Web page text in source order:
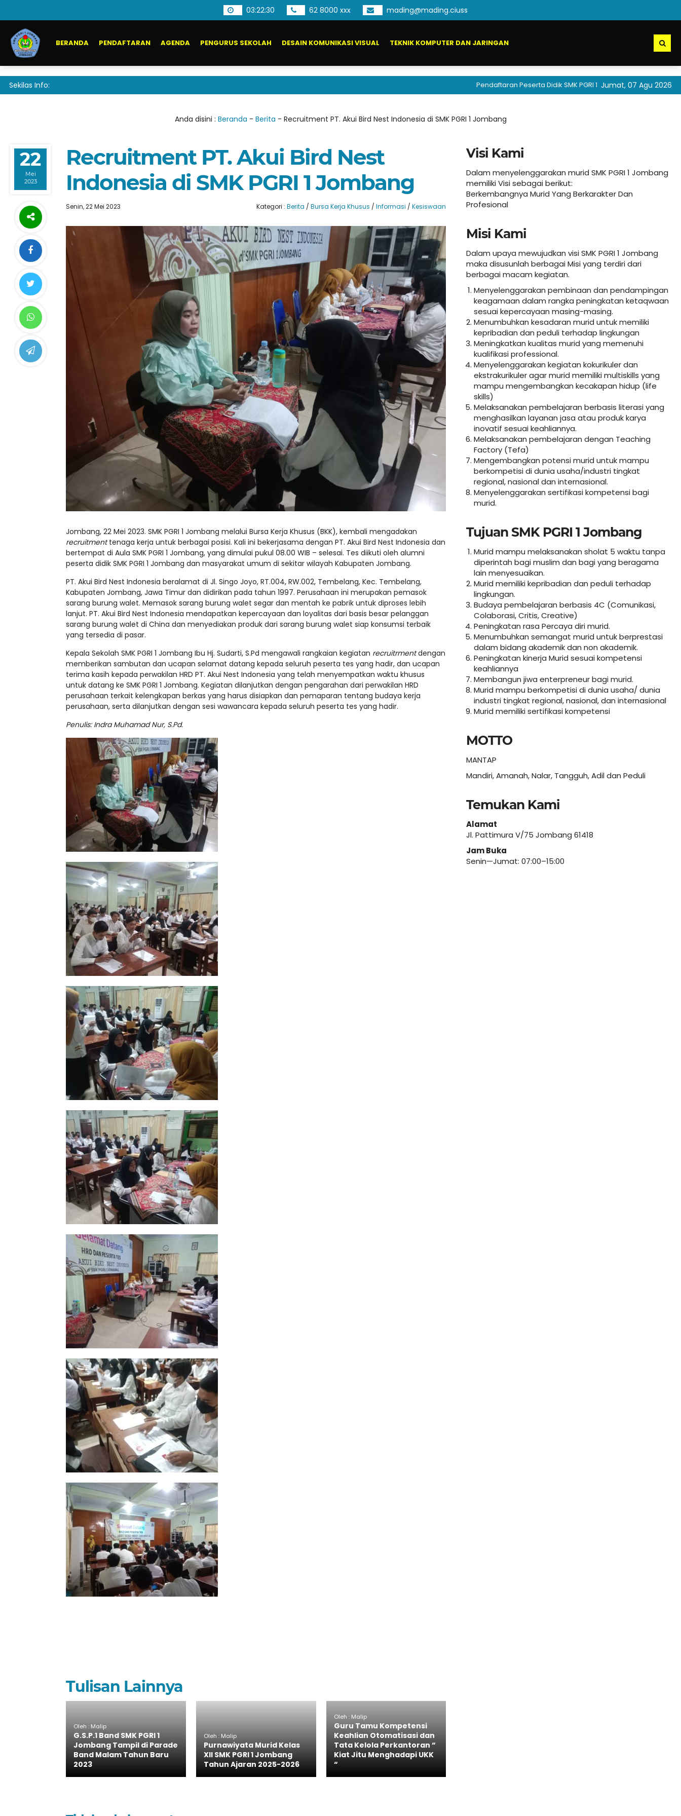
03:22:31 62 8000 xxx mading@mading.ciuss
BERANDA PENDAFTARAN AGENDA PENGURUS SEKOLAH DESAIN KOMUNIKASI VISUAL TEKNIK KOMPUTER DAN JARINGAN
Sekilas Info: Jumat, 07 Agu 2026
Pendaftaran Peserta Didik SMK PGRI 1 Jombang akan segera dibuka
Anda disini : Beranda - Berita - Recruitment PT. Akui Bird Nest Indonesia di SMK PGRI 1 Jombang
22
Mei
2023
Recruitment PT. Akui Bird Nest
Indonesia di SMK PGRI 1 Jombang
Senin, 22 Mei 2023 Kategori :Berita /Bursa Kerja Khusus /Informasi /Kesiswaan
Jombang, 22 Mei 2023. SMK PGRI 1 Jombang melalui Bursa Kerja Khusus (BKK), kembali mengadakan
recruitmenttenaga kerja untuk berbagai posisi. Kali ini bekerjasama dengan PT. Akui Bird Nest Indonesia dan
bertempat di Aula SMK PGRI 1 Jombang, yang dimulai pukul 08.00 WIB – selesai. Tes diikuti oleh alumni
peserta didik SMK PGRI 1 Jombang dan masyarakat umum di sekitar wilayah Kabupaten Jombang.
PT. Akui Bird Nest Indonesia beralamat di Jl. Singo Joyo, RT.004, RW.002, Tembelang, Kec. Tembelang,
Kabupaten Jombang, Jawa Timur dan didirikan pada tahun 1997. Perusahaan ini merupakan pemasok
sarang burung walet. Memasok sarang burung walet segar dan mentah ke pabrik untuk diproses lebih
lanjut. PT. Akui Bird Nest Indonesia mendapatkan kepercayaan dan loyalitas dari basis besar pelanggan
sarang burung walet di China dan menyediakan produk dari sarang burung walet siap konsumsi terbaik
yang tersedia di pasar.
Kepala Sekolah SMK PGRI 1 Jombang Ibu Hj. Sudarti, S.Pd mengawali rangkaian kegiatan recruitrmentdengan
memberikan sambutan dan ucapan selamat datang kepada seluruh peserta tes yang hadir, dan ucapan
terima kasih kepada perwakilan HRD PT. Akui Nest Indonesia yang telah menyempatkan waktu khusus
untuk datang ke SMK PGRI 1 Jombang. Kegiatan dilanjutkan dengan pengarahan dari perwakilan HRD
perusahaan terkait kelengkapan berkas yang harus disiapkan dan pemaparan tentang budaya kerja
perusahaan, serta dilanjutkan dengan sesi wawancara kepada seluruh peserta tes yang hadir.
Penulis: Indra Muhamad Nur, S.Pd.
Tulisan Lainnya
Oleh : Malip
G.S.P.1 Band SMK PGRI 1
Jombang Tampil di Parade
Band Malam Tahun Baru
2023
Oleh : Malip
Purnawiyata Murid Kelas
XII SMK PGRI 1 Jombang
Tahun Ajaran 2025-2026
Oleh : Malip
Guru Tamu Kompetensi
Keahlian Otomatisasi dan
Tata Kelola Perkantoran “
Kiat Jitu Menghadapi UKK
“
Visi Kami
Dalam menyelenggarakan murid SMK PGRI 1 Jombang
memiliki Visi sebagai berikut:
Berkembangnya Murid Yang Berkarakter Dan
Profesional
Misi Kami
Dalam upaya mewujudkan visi SMK PGRI 1 Jombang
maka disusunlah berbagai Misi yang terdiri dari
berbagai macam kegiatan.
Menyelenggarakan pembinaan dan pendampingan
keagamaan dalam rangka peningkatan ketaqwaan
sesuai kepercayaan masing-masing.
Menumbuhkan kesadaran murid untuk memiliki
kepribadian dan peduli terhadap lingkungan
Meningkatkan kualitas murid yang memenuhi
kualifikasi professional.
Menyelenggarakan kegiatan kokurikuler dan
ekstrakurikuler agar murid memiliki multiskills yang
mampu mengembangkan kecakapan hidup (life
skills)
Melaksanakan pembelajaran berbasis literasi yang
menghasilkan layanan jasa atau produk karya
inovatif sesuai keahliannya.
Melaksanakan pembelajaran dengan Teaching
Factory (Tefa)
Mengembangkan potensi murid untuk mampu
berkompetisi di dunia usaha/industri tingkat
regional, nasional dan internasional.
Menyelenggarakan sertifikasi kompetensi bagi
murid.
Tujuan SMK PGRI 1 Jombang
Murid mampu melaksanakan sholat 5 waktu tanpa
diperintah bagi muslim dan bagi yang beragama
lain menyesuaikan.
Murid memiliki kepribadian dan peduli terhadap
lingkungan.
Budaya pembelajaran berbasis 4C (Comunikasi,
Colaborasi, Critis, Creative)
Peningkatan rasa Percaya diri murid.
Menumbuhkan semangat murid untuk berprestasi
dalam bidang akademik dan non akademik.
Peningkatan kinerja Murid sesuai kompetensi
keahliannya
Membangun jiwa enterpreneur bagi murid.
Murid mampu berkompetisi di dunia usaha/ dunia
industri tingkat regional, nasional, dan internasional
Murid memiliki sertifikasi kompetensi
MOTTO
MANTAP
Mandiri, Amanah, Nalar, Tangguh, Adil dan Peduli
Temukan Kami
Alamat
Jl. Pattimura V/75 Jombang 61418
Jam Buka
Senin—Jumat: 07:00–15:00